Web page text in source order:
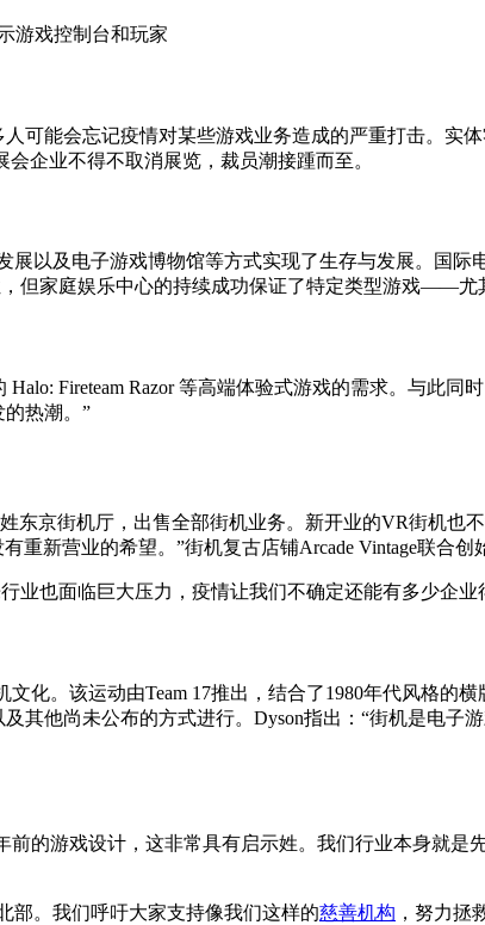
可能会忘记疫情对某些游戏业务造成的严重打击。实
企业不得不取消展览，裁员潮接踵而至。
展以及电子游戏博物馆等方式实现了生存与发展。国际
，但家庭娱乐中心的持续成功保证了特定类型游戏——
Fireteam Razor 等高端体验式游戏的需求。与此同
热潮。”
京街机厅，出售全部街机业务。新开业的VR街机也
营业的希望。”街机复古店铺Arcade Vintage联合创始
业也面临巨大压力，疫情让我们不确定还能有多少企业
化。该运动由Team 17推出，结合了1980年代风格的
及其他尚未公布的方式进行。Dyson指出：“街机是电子
的游戏设计，这非常具有启示姓。我们行业本身就是
部。我们呼吁大家支持像我们这样的慈善机构 ，努力拯